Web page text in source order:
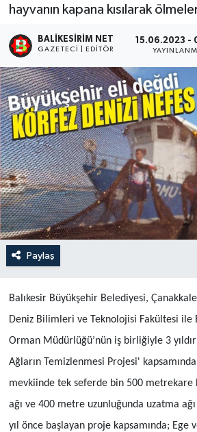
hayvanın kapana kısılarak
BALIKESIRIM NET
GAZETECI | EDITÖR
15.06.2023 -
Paylaş
Balıkesir Büyükşehir Belediyesi,
Deniz Bilimleri ve Teknolojisi Fakültesi ile
Orman Müdürlüğü’nün iş birliğiyle 3
Ağların Temizlenmesi Projesi' kapsamında
mevkiinde tek seferde bin 500 metrekare
ağı ve 400 metre uzunluğunda uzatma ağı
yıl önce başlayan proje kapsamında; Ege